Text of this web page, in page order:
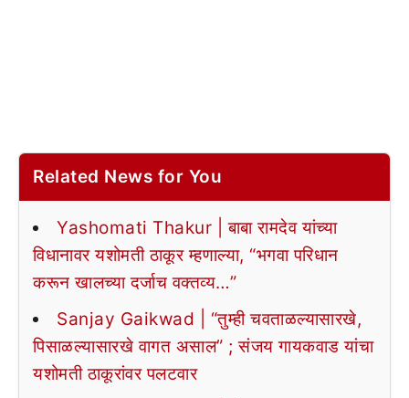
Related News for You
Yashomati Thakur | बाबा रामदेव यांच्या
विधानावर यशोमती ठाकूर म्हणाल्या, “भगवा परिधान
करून खालच्या दर्जाच वक्तव्य…”
Sanjay Gaikwad | “तुम्ही चवताळल्यासारखे,
पिसाळल्यासारखे वागत असाल” ; संजय गायकवाड यांचा
यशोमती ठाकूरांवर पलटवार